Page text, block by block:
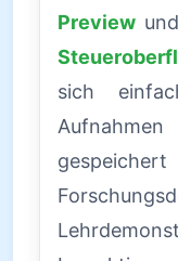
Preview
sich